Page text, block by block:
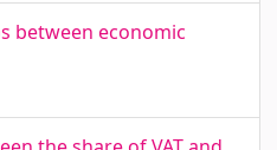
between economic